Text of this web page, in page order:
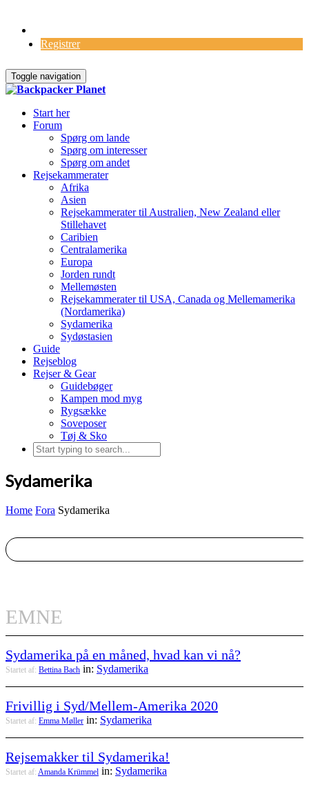
Registrer
Toggle navigation
Start her
Forum
Spørg om lande
Spørg om interesser
Spørg om andet
Rejsekammerater
Afrika
Asien
Rejsekammerater til Australien, New Zealand eller
Stillehavet
Caribien
Centralamerika
Europa
Jorden rundt
Mellemøsten
Rejsekammerater til USA, Canada og Mellemamerika
(Nordamerika)
Sydamerika
Sydøstasien
Guide
Rejseblog
Rejser & Gear
Guidebøger
Kampen mod myg
Rygsække
Soveposer
Tøj & Sko
Sydamerika
Home Fora Sydamerika
EMNE
Sydamerika på en måned, hvad kan vi nå?
Startet af: Bettina Bach in: Sydamerika
Frivillig i Syd/Mellem-Amerika 2020
Startet af: Emma Møller in: Sydamerika
Rejsemakker til Sydamerika!
Startet af: Amanda Krümmel in: Sydamerika